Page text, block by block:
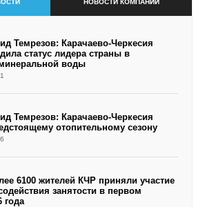
НОВОСТИ КОМПАНИИ
Темрезов: Карачаево-Черкесия
статус лидера страны в
воды
Темрезов: Карачаево-Черкесия
отопительному сезону
6100 жителей КЧР приняли участие
занятости в первом
года